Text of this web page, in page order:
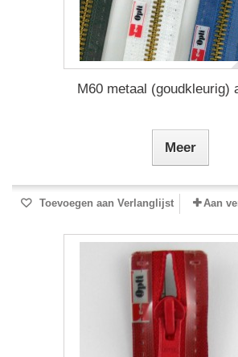
M60 metaal (goudkleurig)
Meer
Toevoegen aan Verlanglijst Aan